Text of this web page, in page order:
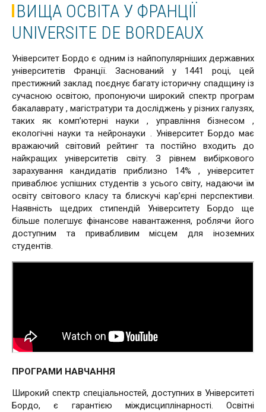
ВИЩА ОСВІТА У ФРАНЦІЇ
UNIVERSITE DE BORDEAUX
Університет Бордо є одним із найпопулярніших державних
університетів Франції. Заснований у 1441 році, цей
престижний заклад поєднує багату історичну спадщину із
сучасною освітою, пропонуючи широкий спектр програм
бакалаврату , магістратури та досліджень у різних галузях,
таких як комп’ютерні науки , управління бізнесом ,
екологічні науки та нейронауки . Університет Бордо має
вражаючий світовий рейтинг та постійно входить до
найкращих університетів світу. З рівнем вибіркового
зарахування кандидатів приблизно 14% , університет
приваблює успішних студентів з усього світу, надаючи їм
освіту світового класу та блискучі кар’єрні перспективи.
Наявність щедрих стипендій Університету Бордо ще
більше полегшує фінансове навантаження, роблячи його
доступним та привабливим місцем для іноземних
студентів.
ПРОГРАМИ НАВЧАННЯ
Широкий спектр спеціальностей, доступних в Університеті
Бордо, є гарантією міждисциплінарності. Освітні